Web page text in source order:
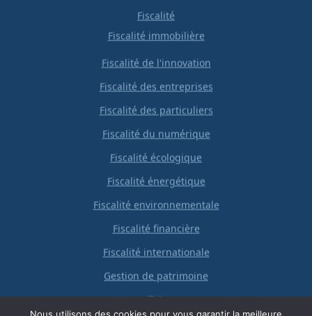
Fiscalité
Fiscalité immobilière
Fiscalité de l'innovation
Fiscalité des entreprises
Fiscalité des particuliers
Fiscalité du numérique
Fiscalité écologique
Fiscalité énergétique
Fiscalité environnementale
Fiscalité financière
Fiscalité internationale
Gestion de patrimoine
TVA